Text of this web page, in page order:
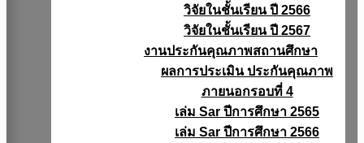
วิจัยในชั้นเรียน ปี 2566
วิจัยในชั้นเรียน ปี 2567
งานประกันคุณภาพสถานศึกษา
ผลการประเมิน ประกันคุณภาพ
ภายนอกรอบที่ 4
เล่ม Sar ปีการศึกษา 2565
เล่ม Sar ปีการศึกษา 2566